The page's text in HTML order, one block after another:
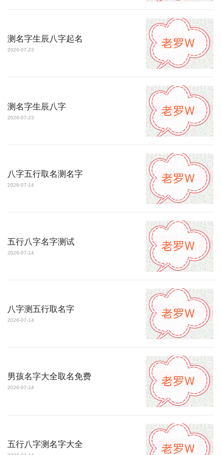
测名字生辰八字起名
2026-07-23
测名字生辰八字
2026-07-23
八字五行取名测名字
2026-07-14
五行八字名字测试
2026-07-14
八字测五行取名字
2026-07-14
男孩名字大全取名免费
2026-07-14
五行八字测名字大全